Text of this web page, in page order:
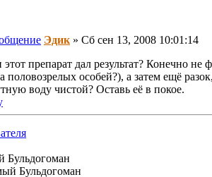
Эдик » Сб сен 13, 2008 10:01:14
препарат дал результат? Конечно
половозрелых особей?), а затем ещё
воду чистой? Оставь её в покое.
Бульдогоман